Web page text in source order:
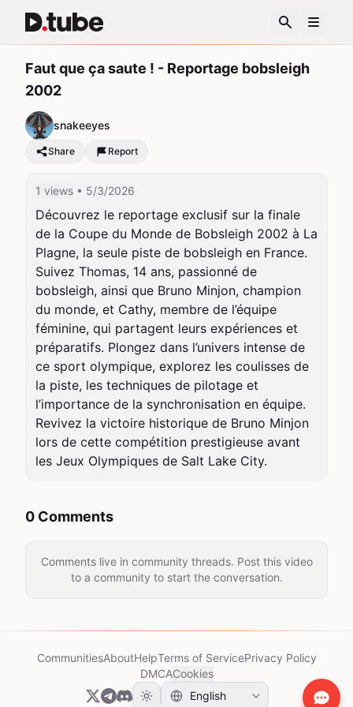
Faut que ça saute ! - Reportage bobsleigh
2002
snakeeyes
Share Report
1 views • 5/3/2026
Découvrez le reportage exclusif sur la finale
de la Coupe du Monde de Bobsleigh 2002 à La
Plagne, la seule piste de bobsleigh en France.
Suivez Thomas, 14 ans, passionné de
bobsleigh, ainsi que Bruno Minjon, champion
du monde, et Cathy, membre de l’équipe
féminine, qui partagent leurs expériences et
préparatifs. Plongez dans l’univers intense de
ce sport olympique, explorez les coulisses de
la piste, les techniques de pilotage et
l’importance de la synchronisation en équipe.
Revivez la victoire historique de Bruno Minjon
lors de cette compétition prestigieuse avant
les Jeux Olympiques de Salt Lake City.
0 Comments
Comments live in community threads. Post this video
to a community to start the conversation.
CommunitiesAboutHelpTerms of ServicePrivacy Policy
DMCACookies